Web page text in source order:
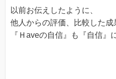
以前お伝えしたように、
他人からの評価、比較した成
『Ｈaveの自信』も『自信』